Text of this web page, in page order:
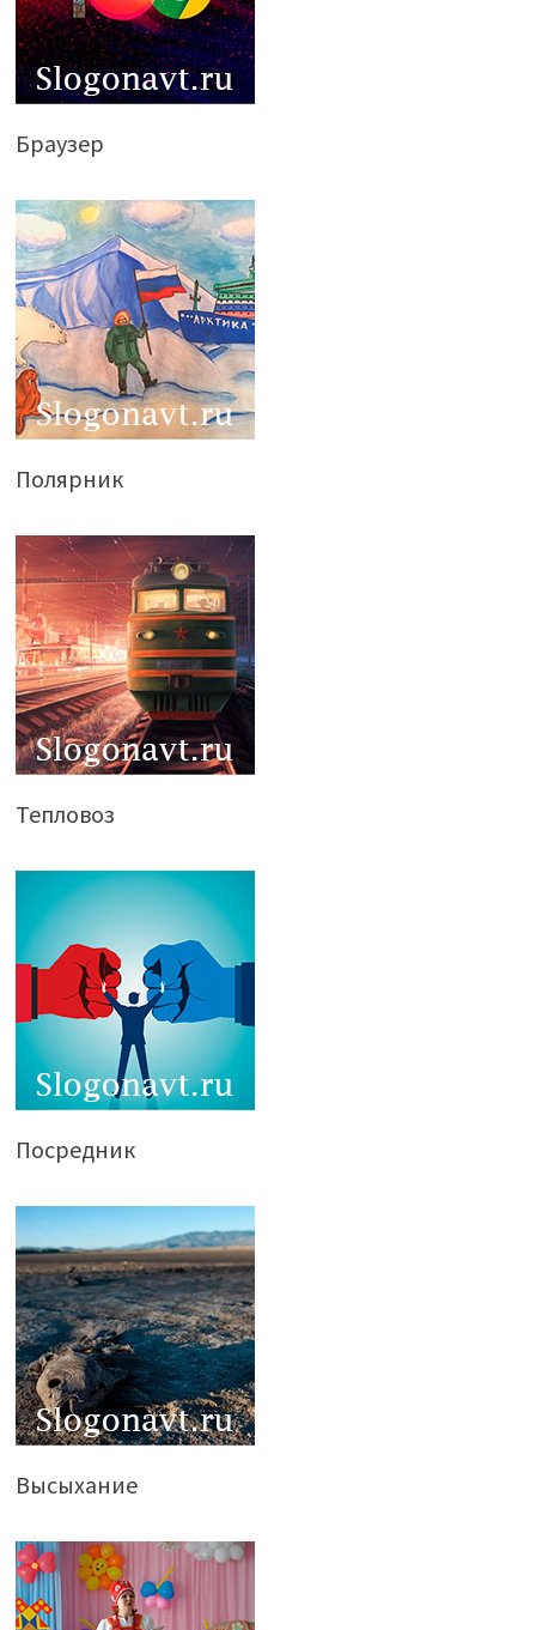
Браузер
Полярник
Тепловоз
Посредник
Высыхание